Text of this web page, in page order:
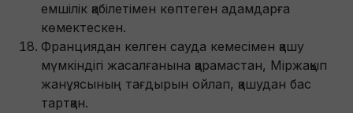
емшілік қабілетімен көптеген адамдарға
көмектескен.
Франциядан келген сауда кемесімен қашу
мүмкіндігі жасалғанына қарамастан, Міржақып
жанұясының тағдырын ойлап, қашудан бас
тартқан.